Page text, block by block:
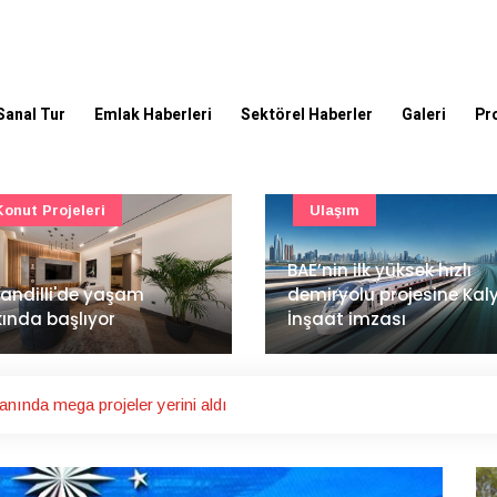
Tur Emlak Haberleri Sektörel Haberler Galeri
ilk yüksek hızlı
projesine Kalyon
imzası
Mimarlık ve mühendislik
projeleri e-PYS ile dijital
ortama taşınacak
Güncel
mega projeler yerini aldı